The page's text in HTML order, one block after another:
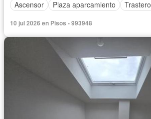
Ascensor Plaza aparcamiento Trastero
10 jul 2026 en Pisos - 993948